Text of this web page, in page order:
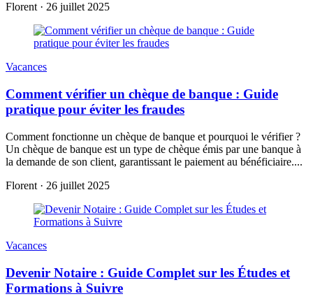
Florent · 26 juillet 2025
Vacances
Comment vérifier un chèque de banque : Guide
pratique pour éviter les fraudes
Comment fonctionne un chèque de banque et pourquoi le vérifier ?
Un chèque de banque est un type de chèque émis par une banque à
la demande de son client, garantissant le paiement au bénéficiaire....
Florent · 26 juillet 2025
Vacances
Devenir Notaire : Guide Complet sur les Études et
Formations à Suivre